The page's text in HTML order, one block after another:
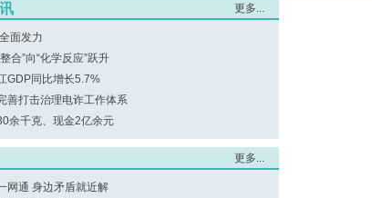
更多...
面发力
合”向“化学反应”跃升
GDP同比增长5.7%
善打击治理电诈工作体系
余千克、现金2亿余元
更多...
网通 身边矛盾就近解